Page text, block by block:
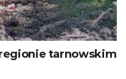
tarnowskim